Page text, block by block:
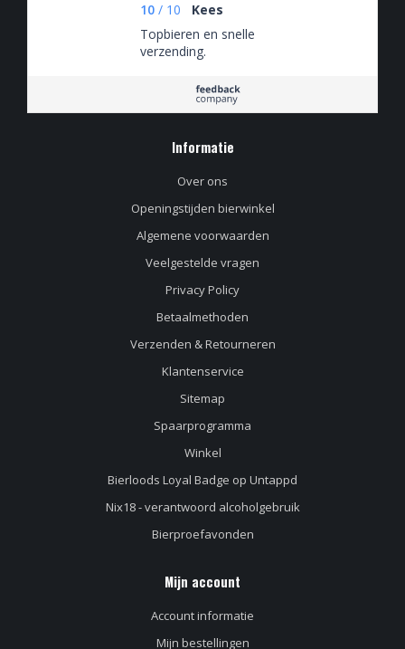
van waar de
bestelling zich
bevond.
10 / 10
Kees
Topbieren en snelle
verzending.
Informatie
Over ons
Openingstijden bierwinkel
Algemene voorwaarden
Veelgestelde vragen
Privacy Policy
Betaalmethoden
Verzenden & Retourneren
Klantenservice
Sitemap
Spaarprogramma
Winkel
Bierloods Loyal Badge op Untappd
Nix18 - verantwoord alcoholgebruik
Bierproefavonden
Mijn account
Account informatie
Mijn bestellingen